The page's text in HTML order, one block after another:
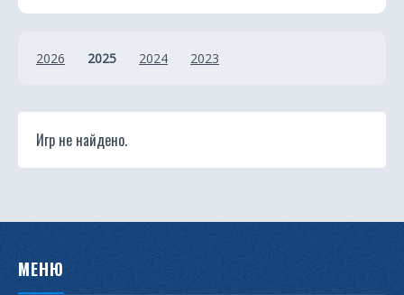
2026 2025 2024 2023
Игр не найдено.
МЕНЮ